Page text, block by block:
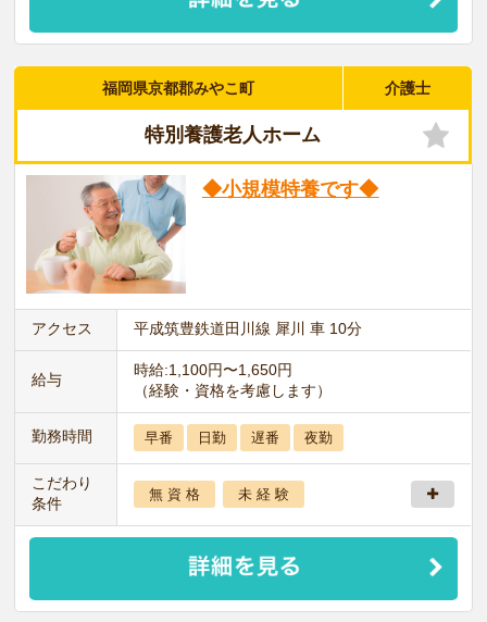
福岡県京都郡みやこ町 介護士
特別養護老人ホーム
◆小規模特養です◆
アクセス 平成筑豊鉄道田川線 犀川 車 10分
給与
時給:1,100円〜1,650円
（経験・資格を考慮します）
勤務時間 早番 日勤 遅番 夜勤
こだわり
条件
無 資 格 未 経 験